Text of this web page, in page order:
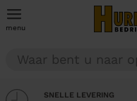
menu
SNELLE LEVERING